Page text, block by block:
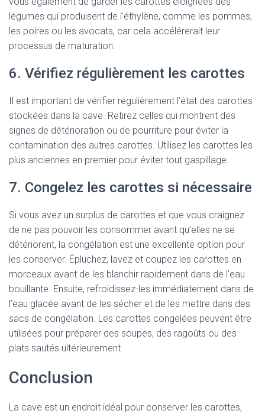
légumes qui produisent de l’éthylène, comme les pommes,
les poires ou les avocats, car cela accélérerait leur
processus de maturation.
6. Vérifiez régulièrement les carottes
Il est important de vérifier régulièrement l’état des carottes
stockées dans la cave. Retirez celles qui montrent des
signes de détérioration ou de pourriture pour éviter la
contamination des autres carottes. Utilisez les carottes les
plus anciennes en premier pour éviter tout gaspillage.
7. Congelez les carottes si nécessaire
Si vous avez un surplus de carottes et que vous craignez
de ne pas pouvoir les consommer avant qu’elles ne se
détériorent, la congélation est une excellente option pour
les conserver. Épluchez, lavez et coupez les carottes en
morceaux avant de les blanchir rapidement dans de l’eau
bouillante. Ensuite, refroidissez-les immédiatement dans de
l’eau glacée avant de les sécher et de les mettre dans des
sacs de congélation. Les carottes congelées peuvent être
utilisées pour préparer des soupes, des ragoûts ou des
plats sautés ultérieurement.
Conclusion
La cave est un endroit idéal pour conserver les carottes,